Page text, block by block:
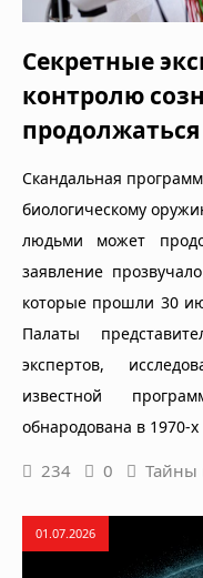
Секретные
контролю
Скандальная
биологическому
людьми может
заявление
которые прошли 30
Палаты
экспертов,
известной
обнародована в 1970-х
234 0 Тайны
01.07.2026